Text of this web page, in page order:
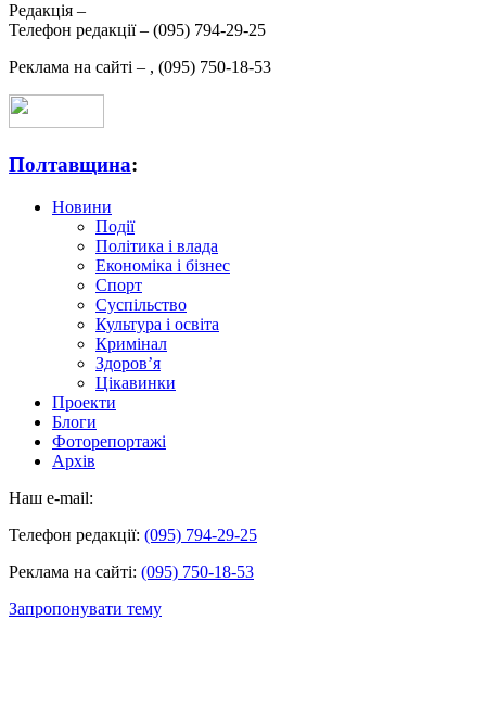
Редакція –
Телефон редакції – (095) 794-29-25
Реклама на сайті – , (095) 750-18-53
Полтавщина:
Новини
Події
Політика і влада
Економіка і бізнес
Спорт
Суспільство
Культура і освіта
Кримінал
Здоров’я
Цікавинки
Проекти
Блоги
Фоторепортажі
Архів
Наш e-mail:
Телефон редакції: (095) 794-29-25
Реклама на сайті: (095) 750-18-53
Запропонувати тему